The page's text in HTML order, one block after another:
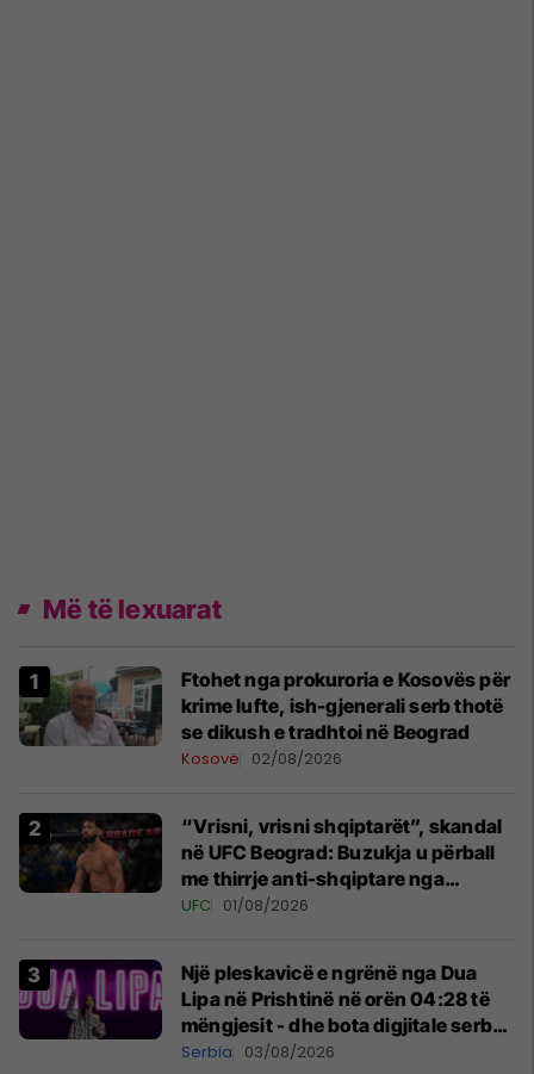
Më të lexuarat
Ftohet nga prokuroria e Kosovës për
krime lufte, ish-gjenerali serb thotë
se dikush e tradhtoi në Beograd
Kosovë 02/08/2026
“Vrisni, vrisni shqiptarët”, skandal
në UFC Beograd: Buzukja u përball
me thirrje anti-shqiptare nga
tribunat
UFC 01/08/2026
Një pleskavicë e ngrënë nga Dua
Lipa në Prishtinë në orën 04:28 të
mëngjesit - dhe bota digjitale serbe
shpall gjendjen e luftës
Serbia 03/08/2026